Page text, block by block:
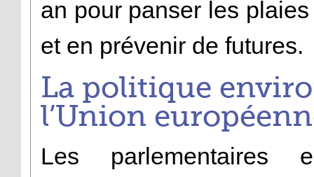
an pour panser les
et en prévenir de futures.
La politique
l’Union
Les parlementaires